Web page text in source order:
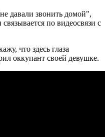
давали звонить домой",
по видеосвязи с
что здесь глаза
оккупант своей девушке.